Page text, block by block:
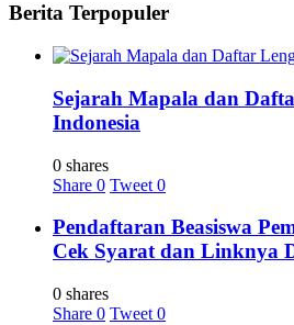
Berita Terpopuler
Sejarah Mapala dan
Indonesia
0 shares
Share 0 Tweet 0
Pendaftaran Beasiswa
Cek Syarat dan Linknya
0 shares
Share 0 Tweet 0